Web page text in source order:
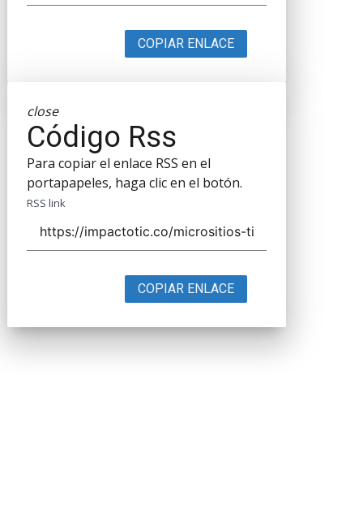
COPIAR ENLACE
close
Código Rss
Para copiar el enlace RSS en el
portapapeles, haga clic en el botón.
RSS link
COPIAR ENLACE